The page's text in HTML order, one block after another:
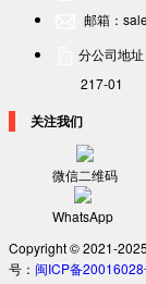
邮箱：
分公司地
217-01
关注我们
微信二维码
WhatsApp
Copyright © 2021-
号： 闽ICP备20016028